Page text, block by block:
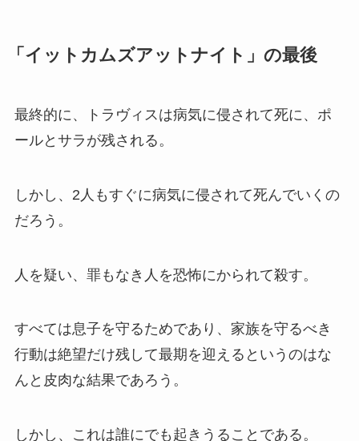
「イットカムズアットナイト」の最後
最終的に、トラヴィスは病気に侵されて死に、ポ
ールとサラが残される。
しかし、2人もすぐに病気に侵されて死んでいくの
だろう。
人を疑い、罪もなき人を恐怖にかられて殺す。
すべては息子を守るためであり、家族を守るべき
行動は絶望だけ残して最期を迎えるというのはな
んと皮肉な結果であろう。
しかし、これは誰にでも起きうることである。